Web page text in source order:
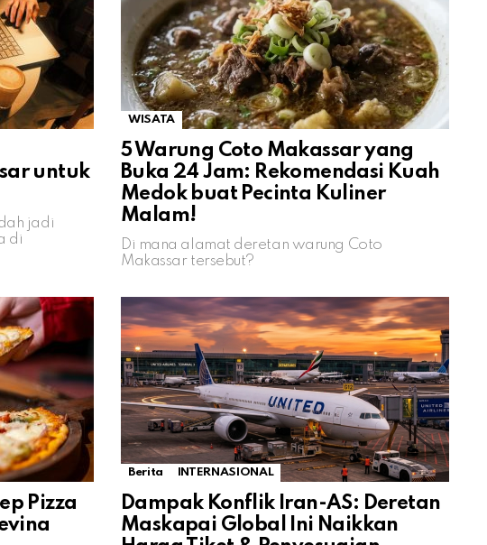
untuk
jadi
di
WISATA
5 Warung Coto Makassar yang
Buka 24 Jam: Rekomendasi Kuah
Medok buat Pecinta Kuliner
Malam!
Di mana alamat deretan warung Coto
Makassar tersebut?
Pizza
Berita INTERNASIONAL
Dampak Konflik Iran-AS: Deretan
Maskapai Global Ini Naikkan